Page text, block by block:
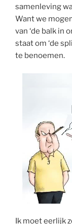
samenleving
Want we
van ‘de balk in
staat om ‘de
te benoemen.
Ik moet eerlijk